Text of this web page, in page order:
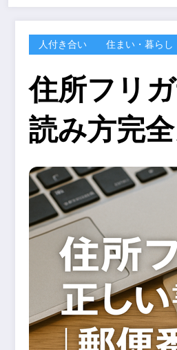
人付き合い 住まい・暮らし
住所フリ
読み方完